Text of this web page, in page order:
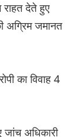
राहत देते हुए
अग्रिम जमानत
का विवाह 4
अधिकारी